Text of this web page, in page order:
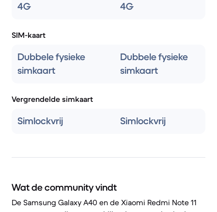
4G 4G
SIM-kaart
Dubbele fysieke
simkaart
Dubbele fysieke
simkaart
Vergrendelde simkaart
Simlockvrij Simlockvrij
Wat de community vindt
De Samsung Galaxy A40 en de Xiaomi Redmi Note 11